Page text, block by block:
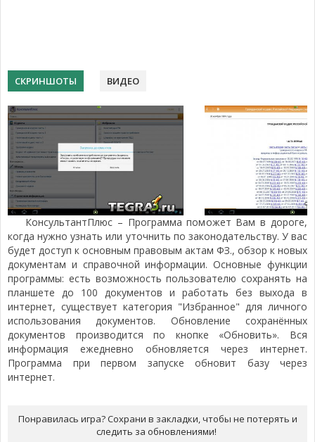
СКРИНШОТЫ ВИДЕО
КонсультантПлюс – Программа поможет Вам в дороге,
когда нужно узнать или уточнить по законодательству. У вас
будет доступ к основным правовым актам ФЗ., обзор к новых
документам и справочной информации. Основные функции
программы: есть возможность пользователю сохранять на
планшете до 100 документов и работать без выхода в
интернет, существует категория "Избранное" для личного
использования документов. Обновление сохранённых
документов производится по кнопке «Обновить». Вся
информация ежедневно обновляется через интернет.
Программа при первом запуске обновит базу через
интернет.
Понравилась игра? Сохрани в закладки, чтобы не потерять и
следить за обновлениями!